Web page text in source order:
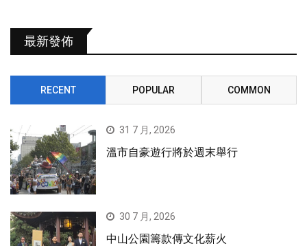
最新發佈
RECENT POPULAR COMMON
31 7 月, 2026
溫市自豪遊行將於週末舉行
30 7 月, 2026
中山公園籌款傳文化薪火